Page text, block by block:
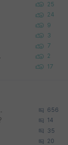
25
24
9
3
7
깝나요? 2
17
격자 컨택메일 템플릿 656
14
35
20